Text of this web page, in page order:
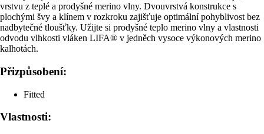
vrstvu z teplé a prodyšné merino vlny. Dvouvrstvá konstrukce s
plochými švy a klínem v rozkroku zajišťuje optimální pohyblivost bez
nadbytečné tloušťky. Užijte si prodyšné teplo merino vlny a vlastnosti
odvodu vlhkosti vláken LIFA® v jedněch vysoce výkonových merino
kalhotách.
Přizpůsobení:
Fitted
Vlastnosti: